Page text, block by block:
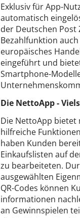
Exklusiv für App-
automatisch
der Deutschen
Bezahlfunktion
europäisches
eingeführt und
Smartphone-
Die NettoApp -
Die NettoApp bietet
hilfreiche
haben Kunden
Einkaufslisten auf
zu bearbeiteten.
ausgewählten
QR-Codes können
informationen
an Gewinnspielen